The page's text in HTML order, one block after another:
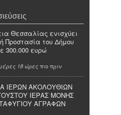
Θεσσαλίας ενισχύει
Προστασία του Δήμου
300.000 ευρώ
18 ώρες πιο πριν
ΙΕΡΩΝ ΑΚΟΛΟΥΘΙΩΝ
ΙΕΡΑΣ ΜΟΝΗΣ
ΑΓΡΑΦΩΝ